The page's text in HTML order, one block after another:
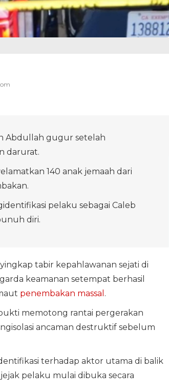
Abdullah gugur setelah
darurat.
140 anak jemaah dari
pelaku sebagai Caleb
diri.
tabir kepahlawanan sejati di
keamanan setempat berhasil
penembakan massal .
memotong rantai pergerakan
ancaman destruktif sebelum
terhadap aktor utama di balik
pelaku mulai dibuka secara